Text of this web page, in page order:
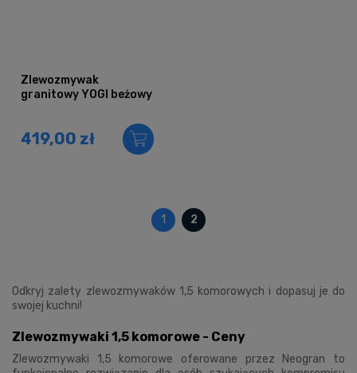
Zlewozmywak
granitowy YOGI beżowy
419,00 zł
1 2
Odkryj zalety zlewozmywaków 1,5 komorowych i dopasuj je do
swojej kuchni!
Zlewozmywaki 1,5 komorowe - Ceny
Zlewozmywaki 1,5 komorowe oferowane przez Neogran to